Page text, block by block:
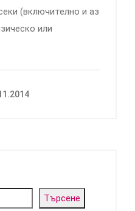
(включително и аз
или
Търсене